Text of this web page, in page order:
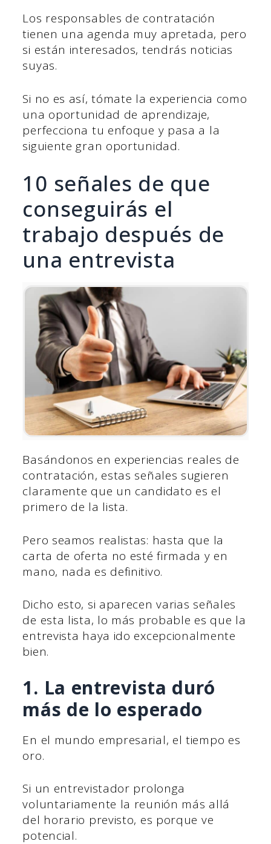
Los responsables de contratación
tienen una agenda muy apretada, pero
si están interesados, tendrás noticias
suyas.
Si no es así, tómate la experiencia como
una oportunidad de aprendizaje,
perfecciona tu enfoque y pasa a la
siguiente gran oportunidad.
10 señales de que
conseguirás el
trabajo después de
una entrevista
Basándonos en experiencias reales de
contratación, estas señales sugieren
claramente que un candidato es el
primero de la lista.
Pero seamos realistas: hasta que la
carta de oferta no esté firmada y en
mano, nada es definitivo.
Dicho esto, si aparecen varias señales
de esta lista, lo más probable es que la
entrevista haya ido excepcionalmente
bien.
1. La entrevista duró
más de lo esperado
En el mundo empresarial, el tiempo es
oro.
Si un entrevistador prolonga
voluntariamente la reunión más allá
del horario previsto, es porque ve
potencial.